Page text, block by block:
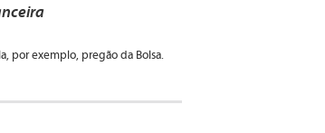
por exemplo, pregão da Bolsa.